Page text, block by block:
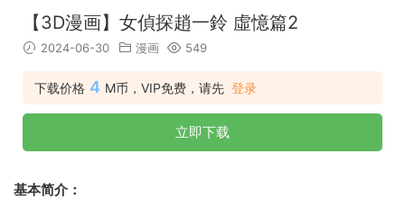
【3D漫画】女偵探趙一鈴 虛憶篇2
2024-06-30 漫画 549
下载价格 4 M币，VIP免费，请先 登录
立即下载
基本简介：